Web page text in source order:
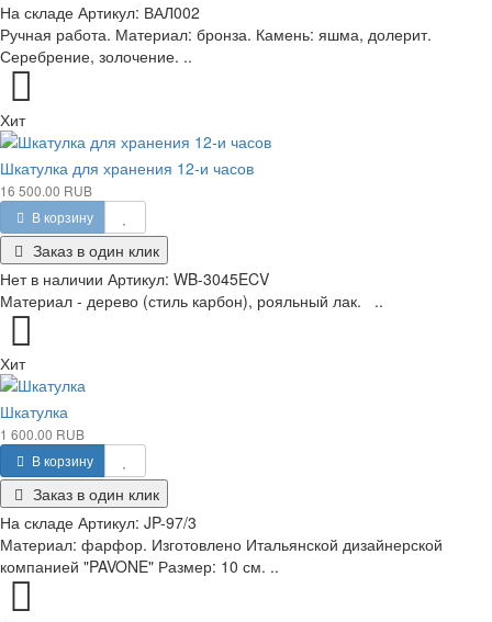
На складе Артикул: ВАЛ002
Ручная работа. Материал: бронза. Камень: яшма, долерит.
Серебрение, золочение. ..
Хит
Шкатулка для хранения 12-и часов
16 500.00 RUB
В корзину
Заказ в один клик
Нет в наличии Артикул: WB-3045ECV
Материал - дерево (стиль карбон), рояльный лак. ..
Хит
Шкатулка
1 600.00 RUB
В корзину
Заказ в один клик
На складе Артикул: JP-97/3
Материал: фарфор. Изготовлено Итальянской дизайнерской
компанией "PAVONE" Размер: 10 см. ..